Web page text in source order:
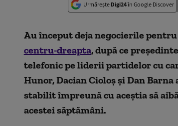
Urmărește Digi24în Google Discover
Au început deja negocierile pentru
centru-dreapta, după ce
telefonic pe liderii partidelor cu
Hunor, Dacian Cioloș și Dan
stabilit împreună cu aceștia să
acestei săptămâni.